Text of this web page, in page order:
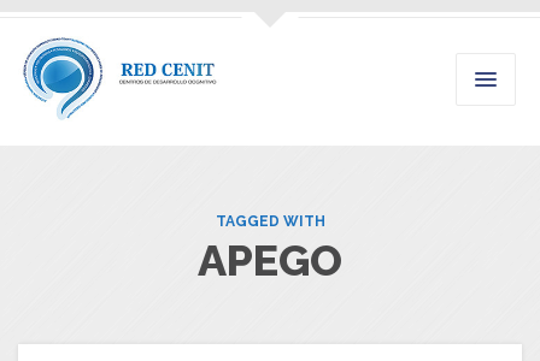
TAGGED WITH
APEGO